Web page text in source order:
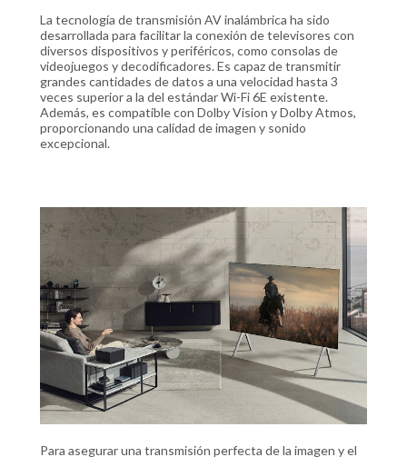
La tecnología de transmisión AV inalámbrica ha sido
desarrollada para facilitar la conexión de televisores con
diversos dispositivos y periféricos, como consolas de
videojuegos y decodificadores. Es capaz de transmitir
grandes cantidades de datos a una velocidad hasta 3
veces superior a la del estándar Wi-Fi 6E existente.
Además, es compatible con Dolby Vision y Dolby Atmos,
proporcionando una calidad de imagen y sonido
excepcional.
Para asegurar una transmisión perfecta de la imagen y el